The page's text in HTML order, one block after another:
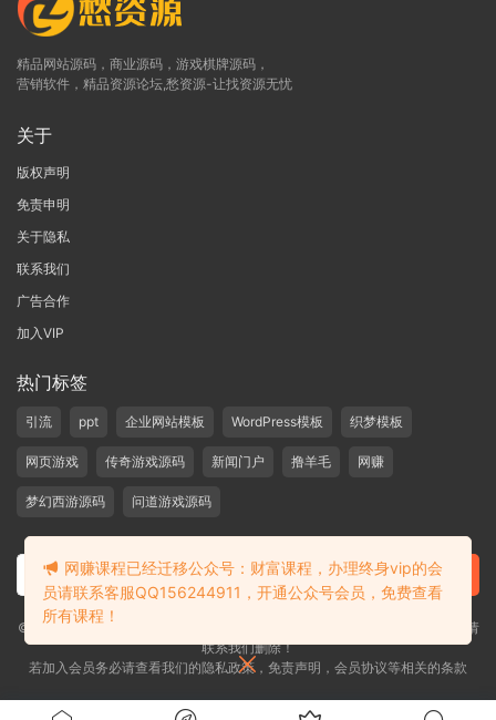
精品网站源码，商业源码，游戏棋牌源码，
营销软件，精品资源论坛,愁资源-让找资源无忧
关于
版权声明
免责申明
关于隐私
联系我们
广告合作
加入VIP
热门标签
引流 ppt 企业网站模板 WordPress模板 织梦模板
网页游戏 传奇游戏源码 新闻门户 撸羊毛 网赚
梦幻西游源码 问道游戏源码
©2019-2020 愁资源 站内大部分资源收集于网络，若侵犯了您的合法权益，请
联系我们删除！
若加入会员务必请查看我们的隐私政策，免责声明，会员协议等相关的条款
网赚课程已经迁移公众号：财富课程，办理终身vip的会
员请联系客服QQ156244911，开通公众号会员，免费查看
所有课程！